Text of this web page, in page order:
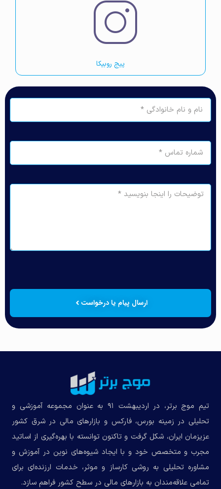
پیج روبیکا
ارسال پیام یا درخواست
تیم موج برتر، در اردیبهشت ۹۱ به عنوان مجموعه‌ آموزشی و
تحلیلی در زمینه بورس، فارکس و بازارهای مالی در شرق کشور
عزیزمان ایران، شکل گرفت و تاکنون توانسته با بهره‌گیری از اساتید
مجرب و متخصص خود و با ایجاد شیوه‌های نوین در آموزش و
مشاوره تحلیلی به روشی کارساز و موثر، خدمات ارزنده‌ای برای
تمامی علاقه‌مندان به بازارهای مالی در سطح کشور فراهم سازد.